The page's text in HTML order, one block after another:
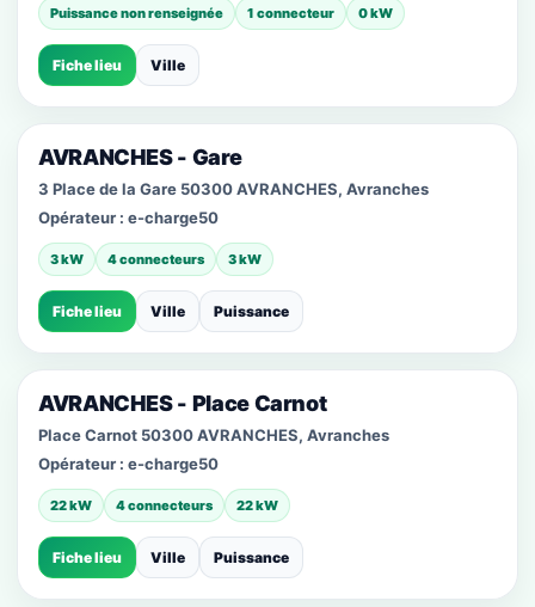
Puissance non renseignée 1 connecteur 0 kW
Fiche lieu Ville
AVRANCHES - Gare
3 Place de la Gare 50300 AVRANCHES, Avranches
Opérateur : e-charge50
3 kW 4 connecteurs 3 kW
Fiche lieu Ville Puissance
AVRANCHES - Place Carnot
Place Carnot 50300 AVRANCHES, Avranches
Opérateur : e-charge50
22 kW 4 connecteurs 22 kW
Fiche lieu Ville Puissance